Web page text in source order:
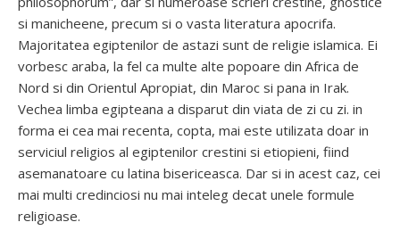
si manicheene, precum si o vasta literatura apocrifa.
Majoritatea egiptenilor de astazi sunt de religie islamica. Ei
vorbesc araba, la fel ca multe alte popoare din Africa de
Nord si din Orientul Apropiat, din Maroc si pana in Irak.
Vechea limba egipteana a disparut din viata de zi cu zi. in
forma ei cea mai recenta, copta, mai este utilizata doar in
serviciul religios al egiptenilor crestini si etiopieni, fiind
asemanatoare cu latina bisericeasca. Dar si in acest caz, cei
mai multi credinciosi nu mai inteleg decat unele formule
religioase.